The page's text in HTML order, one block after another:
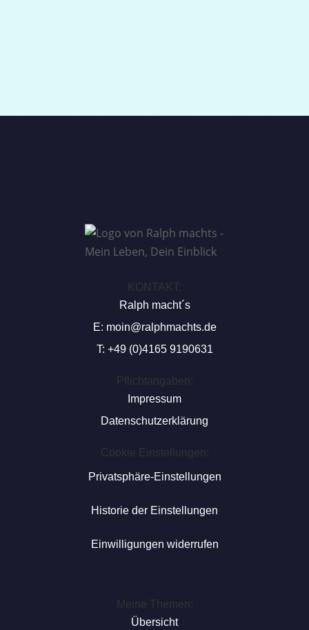
KONTAKT:
Ralph macht´s
E: moin@ralphmachts.de
T: +49 (0)4165 9190631
Pflichtangaben:
Impressum
Datenschutzerklärung
Cookie Einstellungen:
Privatsphäre-Einstellungen
Historie der Einstellungen
Einwilligungen widerrufen
Meine Themen:
Übersicht